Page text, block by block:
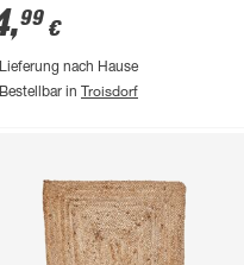
,99 €
Lieferung nach Hause
Bestellbar in Troisdorf